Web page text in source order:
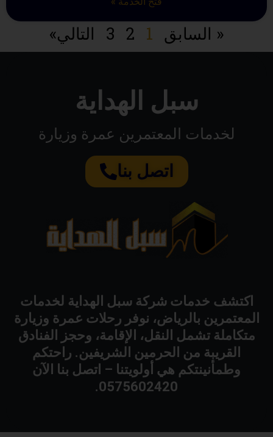
« السابق 1
2
3 التالي»
سبل الهداية
لخدمات المعتمرين عمرة وزيارة
اتصل بنا
اكتشف خدمات شركة سبل الهداية لخدمات
المعتمرين بالرياض، نوفر رحلات عمرة وزيارة
متكاملة تشمل النقل، الإقامة، وحجز الفنادق
القريبة من الحرمين الشريفين. راحتكم
وطمأنينتكم هي أولويتنا – اتصل بنا الآن
0575602420.